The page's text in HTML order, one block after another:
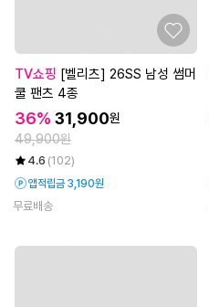
TV쇼핑
쿨 팬츠 4종
36% 31,900원
49,900원
4.6 (102)
앱적립금 3,190원
무료배송